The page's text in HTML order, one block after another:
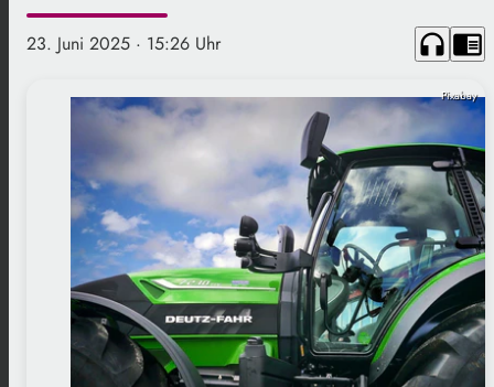
23. Juni 2025 · 15:26 Uhr headphones chrome_reader_mode
Pixabay